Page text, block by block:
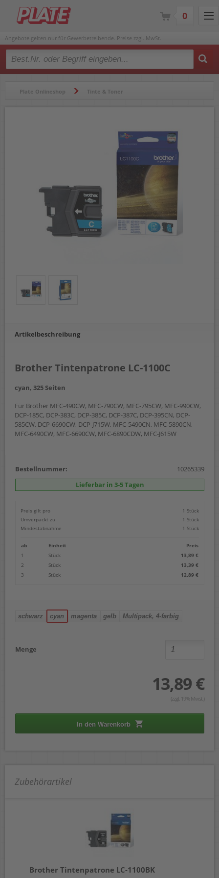
Angebote gelten nur für Gewerbetreibende. Preise zzgl. MwSt.
Type 2 or more characters for results.
Plate Onlineshop Tinte & Toner
Artikelbeschreibung
Brother Tintenpatrone LC-1100C
cyan, 325 Seiten
Für Brother MFC-490CW, MFC-790CW, MFC-795CW, MFC-990CW,
DCP-185C, DCP-383C, DCP-385C, DCP-387C, DCP-395CN, DCP-
585CW, DCP-6690CW, DCP-J715W, MFC-5490CN, MFC-5890CN,
MFC-6490CW, MFC-6690CW, MFC-6890CDW, MFC-J615W
Bestellnummer:
10265339
Lieferbar in 3-5 Tagen
Preis gilt pro
1 Stück
Umverpackt zu
1 Stück
Mindestabnahme
1 Stück
ab Einheit
Preis
1
Stück
13,89 €
2
Stück
13,39 €
3
Stück 12,89 €
schwarz cyan magenta gelb Multipack, 4-farbig
Menge
13,89 €
(zzgl. 19% Mwst.)
In den Warenkorb
Zubehörartikel
Brother Tintenpatrone LC-1100BK
0